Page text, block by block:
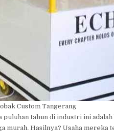
Custom Tangerang
tahun di industri ini
murah. Hasilnya? Usaha